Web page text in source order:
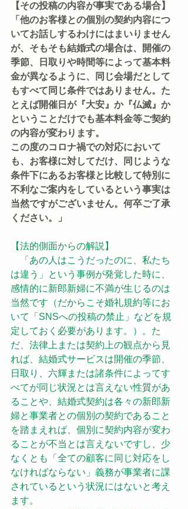
【その投稿の内容が事実である場合】
「他のお客様との個別の契約内容につ
いてお話しするわけにはまいりません
が、そもそも結婚式の場合は、開催の
季節、日取りや時間等によって基本料
金が異なるように、同じ会場だとして
もすべて同じ条件ではありません。た
とえば開催日が『大安』か『仏滅』か
ということだけでも基本料金等ご契約
の内容が変わります。
この度のコロナ禍での対応において
も、お客様に対してだけ、同じような
条件下にあるお客様と比較して特別に
不利なご案内をしているという事実は
当然ですがございません。何卒ご了承
ください。」
【法的側面からの解説】
「あの人はこうだったのに、私たち
は違う」という事例が発覚した時に、
感情的に新郎新婦に不満が生じるのは
当然です（だからこそ婚礼規約等にお
いて「SNSへの投稿の禁止」などを規
定しておく必要があります。）。た
だ、法律上または契約上の観点から見
れば、結婚式サービスは開催の季節、
日取り、六輝または諸条件によってす
べてが同じ状況とは言えない性質があ
ることや、結婚式契約は各々の新郎新
婦と事業者との個別の契約であること
を踏まえれば、個別に契約内容が変わ
ることが不当とは言えないですし、少
なくとも「全ての顧客に同じ対応をし
なければならない」義務が事業者に課
されているという状況にはないと考え
ます。